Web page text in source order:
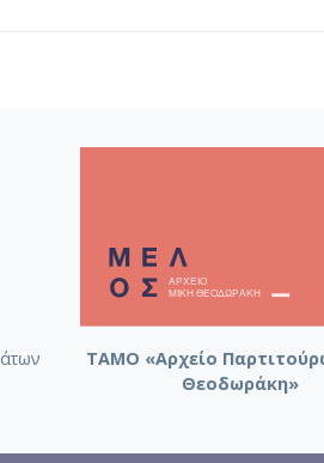
ΤΑΜΟ «Αρχείο
Θεοδωράκη»